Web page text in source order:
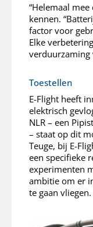
“Helemaal mee
kennen.
factor voor
Elke
verduurzaming
Toestellen
E-Flight heeft
elektrisch
NLR – een
– staat op dit
Teuge, bij E-
een specifieke
experimenten
ambitie om er
te gaan vliegen.